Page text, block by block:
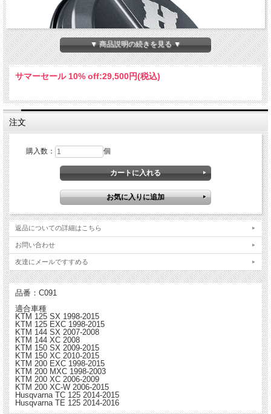
Hinson ヒンソン ビレットプルーフ クラッチカバー
ームに選ばれており、レースにおける実績に裏づけられるようにその実力が証明さ
れている
・ブーツによる小傷を防止するためにハードコーティング加工を施し、耐久性を実
現
・放熱性の向上
・ノーマルよりも強度が高い
・航空宇宙技術でも使用される強度の優れたT6アルミ材から削り出し
※写真はイメージであり実物と異なる場合があります。
▼ 商品説明の続きを見る ▼
サマーセール 10% off:29,500円(税込)
注文
購入数： 個
返品についての詳細はこちら
お問い合わせ
友達にメールですすめる
品番：C091
適合車種
KTM 125 SX 1998-2015
KTM 125 EXC 1998-2015
KTM 144 SX 2007-2008
KTM 144 XC 2008
KTM 150 SX 2009-2015
KTM 150 XC 2010-2015
KTM 200 EXC 1998-2015
KTM 200 MXC 1998-2003
KTM 200 XC 2006-2009
KTM 200 XC-W 2006-2015
Husqvarna TC 125 2014-2015
Husqvarna TE 125 2014-2016